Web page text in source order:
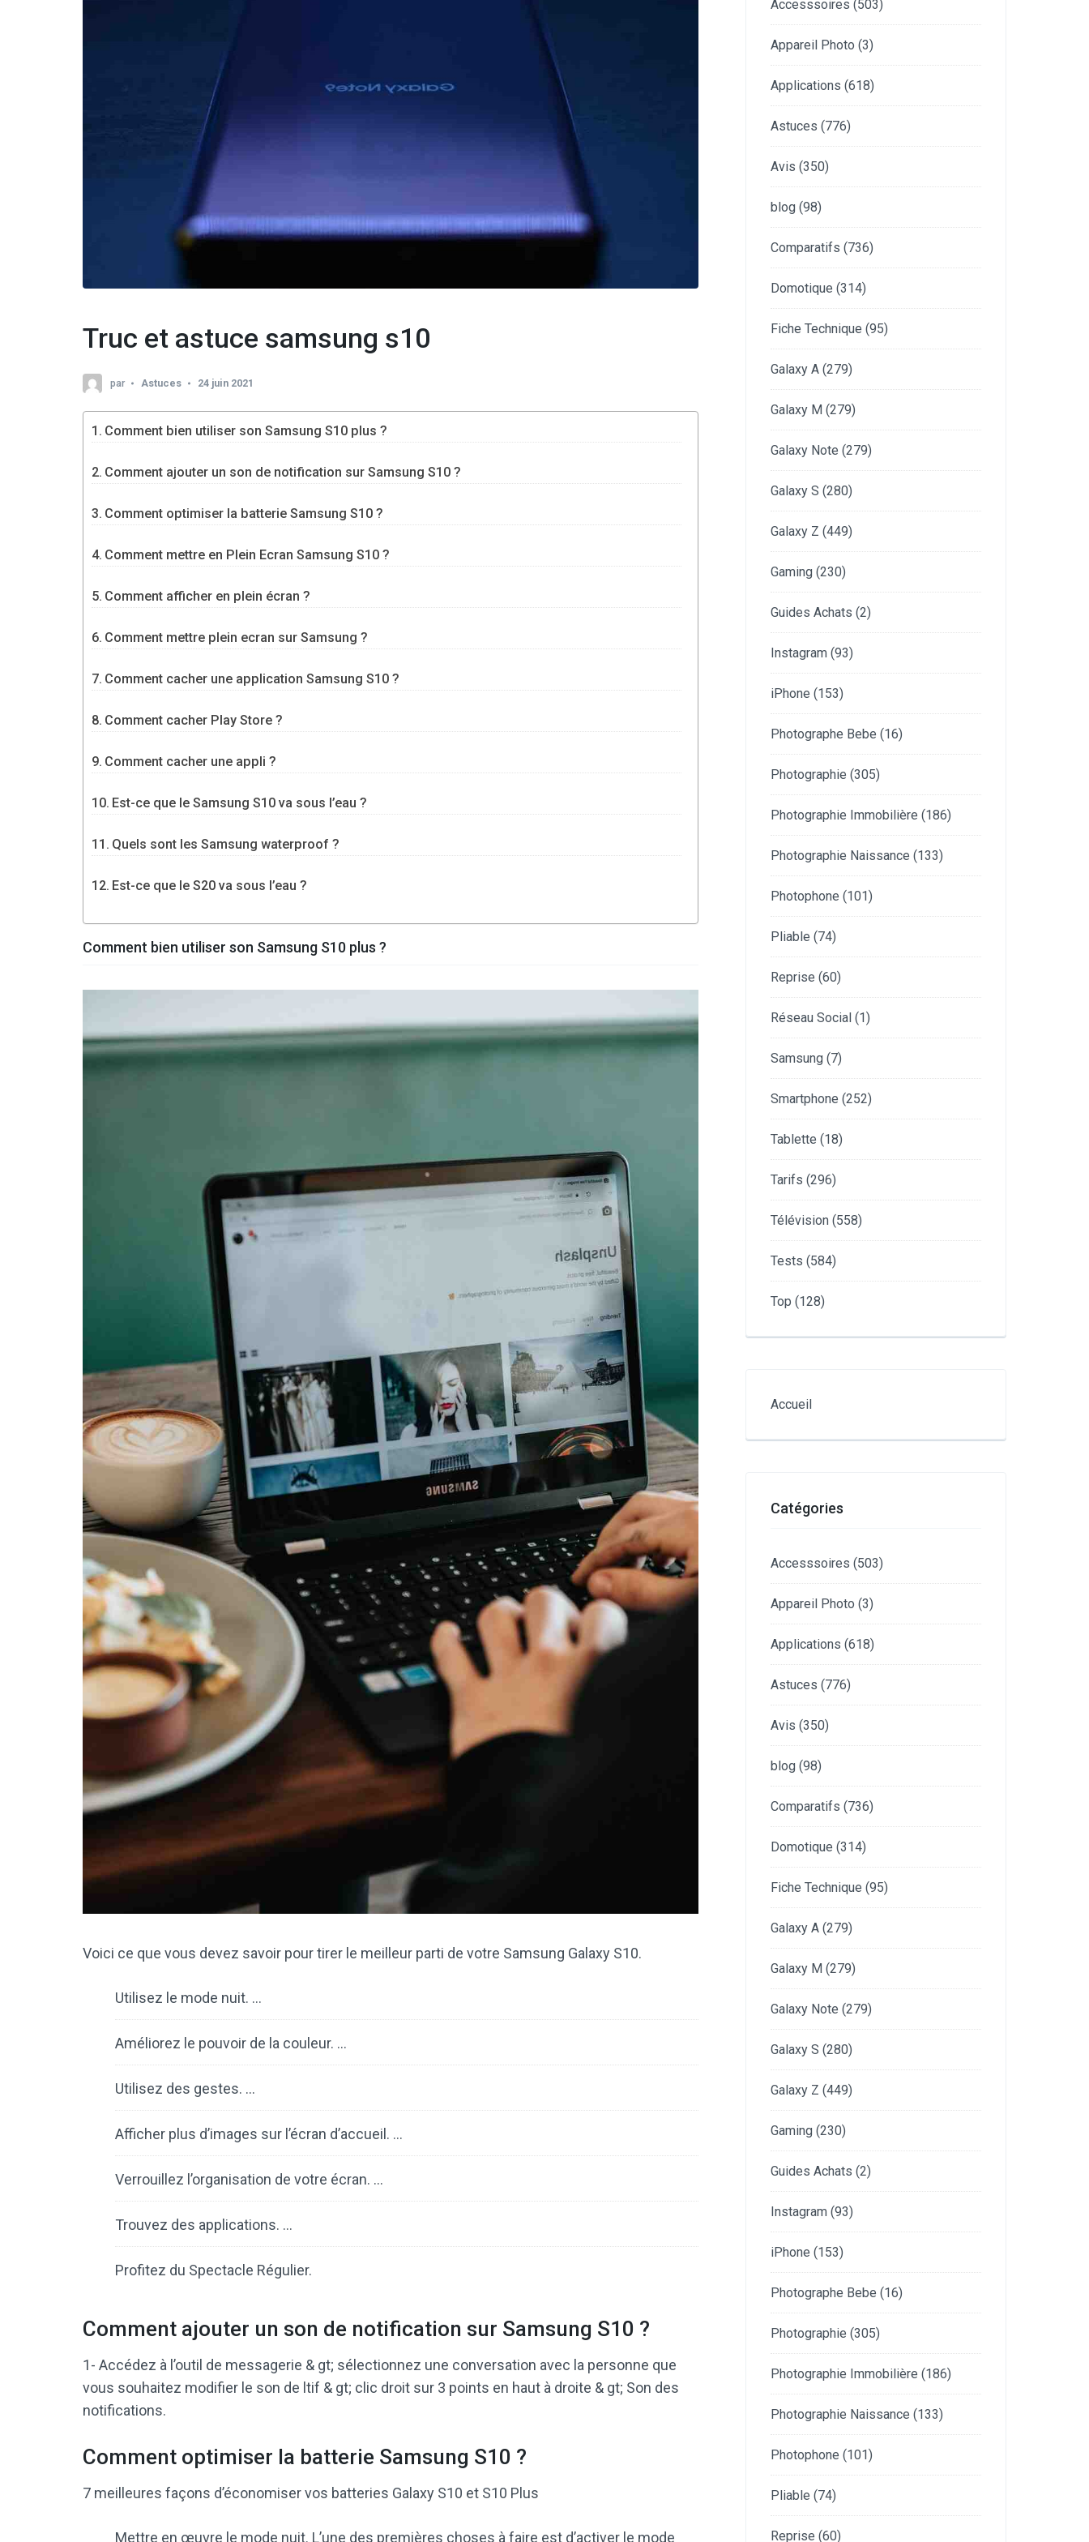
Truc et astuce samsung s10
par Astuces 24 juin 2021
Comment bien utiliser son Samsung S10 plus ?
Comment ajouter un son de notification sur Samsung S10 ?
Comment optimiser la batterie Samsung S10 ?
Comment mettre en Plein Ecran Samsung S10 ?
Comment afficher en plein écran ?
Comment mettre plein ecran sur Samsung ?
Comment cacher une application Samsung S10 ?
Comment cacher Play Store ?
Comment cacher une appli ?
Est-ce que le Samsung S10 va sous l’eau ?
Quels sont les Samsung waterproof ?
Est-ce que le S20 va sous l’eau ?
Comment bien utiliser son Samsung S10 plus ?
Voici ce que vous devez savoir pour tirer le meilleur parti de votre Samsung Galaxy S10.
Utilisez le mode nuit. …
Améliorez le pouvoir de la couleur. …
Utilisez des gestes. …
Afficher plus d’images sur l’écran d’accueil. …
Verrouillez l’organisation de votre écran. …
Trouvez des applications. …
Profitez du Spectacle Régulier.
Comment ajouter un son de notification sur Samsung S10 ?
1- Accédez à l’outil de messagerie & gt; sélectionnez une conversation avec la personne que
vous souhaitez modifier le son de ltif & gt; clic droit sur 3 points en haut à droite & gt; Son des
notifications.
Comment optimiser la batterie Samsung S10 ?
7 meilleures façons d’économiser vos batteries Galaxy S10 et S10 Plus
Mettre en œuvre le mode nuit. L’une des premières choses à faire est d’activer le mode
Accesssoires (503)
Appareil Photo (3)
Applications (618)
Astuces (776)
Avis (350)
blog (98)
Comparatifs (736)
Domotique (314)
Fiche Technique (95)
Galaxy A (279)
Galaxy M (279)
Galaxy Note (279)
Galaxy S (280)
Galaxy Z (449)
Gaming (230)
Guides Achats (2)
Instagram (93)
iPhone (153)
Photographe Bebe (16)
Photographie (305)
Photographie Immobilière (186)
Photographie Naissance (133)
Photophone (101)
Pliable (74)
Reprise (60)
Réseau Social (1)
Samsung (7)
Smartphone (252)
Tablette (18)
Tarifs (296)
Télévision (558)
Tests (584)
Top (128)
Accueil
Catégories
Accesssoires (503)
Appareil Photo (3)
Applications (618)
Astuces (776)
Avis (350)
blog (98)
Comparatifs (736)
Domotique (314)
Fiche Technique (95)
Galaxy A (279)
Galaxy M (279)
Galaxy Note (279)
Galaxy S (280)
Galaxy Z (449)
Gaming (230)
Guides Achats (2)
Instagram (93)
iPhone (153)
Photographe Bebe (16)
Photographie (305)
Photographie Immobilière (186)
Photographie Naissance (133)
Photophone (101)
Pliable (74)
Reprise (60)